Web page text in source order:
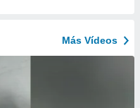
Más Vídeos